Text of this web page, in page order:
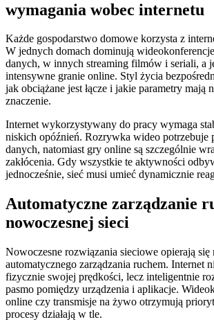
wymagania wobec internetu
Każde gospodarstwo domowe korzysta z
W jednych domach dominują
danych, w innych streaming filmów i seriali, a
intensywne granie online. Styl życia
jak obciążane jest łącze i jakie parametry mają
znaczenie.
Internet wykorzystywany do pracy wymaga
niskich opóźnień. Rozrywka wideo potrzebuje
danych, natomiast gry online są szczególnie
zakłócenia. Gdy wszystkie te aktywności
jednocześnie, sieć musi umieć dynamicznie
Automatyczne zarządzanie
nowoczesnej sieci
Nowoczesne rozwiązania sieciowe opierają się
automatycznego zarządzania ruchem. Internet
fizycznie swojej prędkości, lecz inteligentnie
pasmo pomiędzy urządzenia i aplikacje.
online czy transmisje na żywo otrzymują
procesy działają w tle.